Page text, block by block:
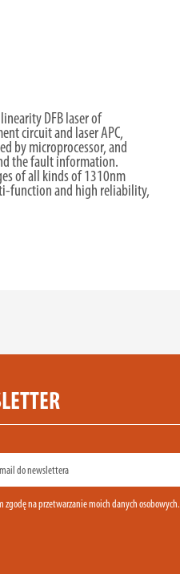
DFB laser of
circuit and laser APC,
by microprocessor, and
the fault information.
of all kinds of 1310nm
function and high reliability,
zgodę na przetwarzanie moich danych osobowych.